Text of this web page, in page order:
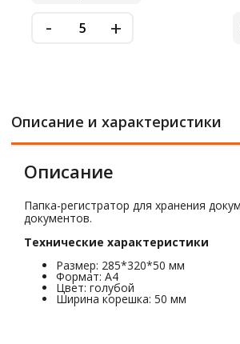
- +
Описание и характеристики
Описание
Папка-регистратор для хранения
документов.
Технические характеристики
Размер: 285*320*50 мм
Формат: А4
Цвет: голубой
Ширина корешка: 50 мм